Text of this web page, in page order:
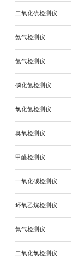
二氧化硫检测仪
氨气检测仪
氢气检测仪
磷化氢检测仪
氯化氢检测仪
臭氧检测仪
甲醛检测仪
一氧化碳检测仪
环氧乙烷检测仪
氟气检测仪
二氧化氯检测仪